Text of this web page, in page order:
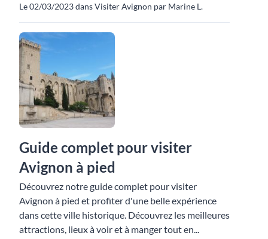
Le 02/03/2023 dans Visiter Avignon par Marine L.
Guide complet pour visiter
Avignon à pied
Découvrez notre guide complet pour visiter
Avignon à pied et profiter d'une belle expérience
dans cette ville historique. Découvrez les meilleures
attractions, lieux à voir et à manger tout en...